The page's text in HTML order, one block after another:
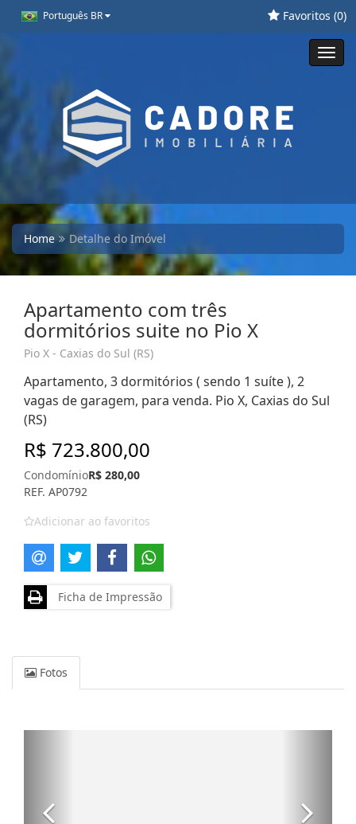
Português BR Favoritos (0)
Home Detalhe do Imóvel
Apartamento com três
dormitórios suite no Pio X
Pio X - Caxias do Sul (RS)
Apartamento, 3 dormitórios ( sendo 1 suíte ), 2
vagas de garagem, para venda. Pio X, Caxias do Sul
(RS)
R$ 723.800,00
CondomínioR$ 280,00
REF. AP0792
Adicionar ao favoritos
Ficha de Impressão
Fotos